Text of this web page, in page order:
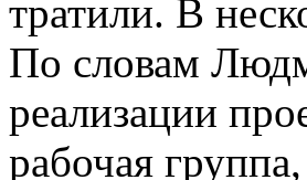
тратили. В
По словам
реализации
рабочая